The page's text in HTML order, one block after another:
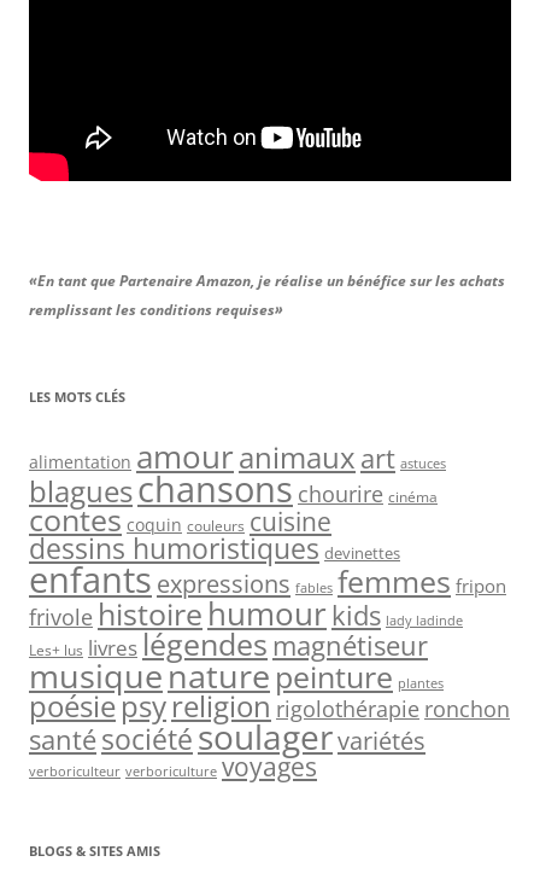
«En tant que Partenaire Amazon, je réalise un bénéfice sur les achats
remplissant les conditions requises»
LES MOTS CLÉS
alimentation amouranimaux art astuces
blagueschansons chourire cinéma
contes coquin couleurs cuisine
dessins humoristiques devinettes
enfantsexpressions fables femmes fripon
frivole histoirehumour kids lady ladinde
Les+ lus livreslégendes magnétiseur
musiquenature peinture plantes
poésiepsyreligion rigolothérapie ronchon
santésociétésoulagervariétés
verboriculteur verboriculture voyages
BLOGS & SITES AMIS